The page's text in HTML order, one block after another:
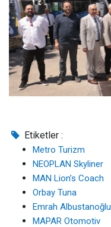
Etiketler :
Metro Turizm
NEOPLAN Skyliner
MAN Lion’s Coach
Orbay Tuna
Emrah Albustanoğlu
MAPAR Otomotiv